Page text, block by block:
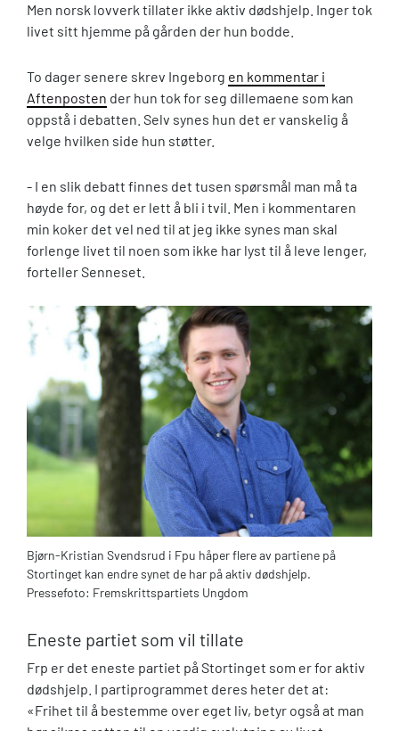
Men norsk lovverk tillater ikke aktiv dødshjelp. Inger tok
livet sitt hjemme på gården der hun bodde.
To dager senere skrev Ingeborg en kommentar i
Aftenposten der hun tok for seg dillemaene som kan
oppstå i debatten. Selv synes hun det er vanskelig å
velge hvilken side hun støtter.
- I en slik debatt finnes det tusen spørsmål man må ta
høyde for, og det er lett å bli i tvil. Men i kommentaren
min koker det vel ned til at jeg ikke synes man skal
forlenge livet til noen som ikke har lyst til å leve lenger,
forteller Senneset.
Bjørn-Kristian Svendsrud i Fpu håper flere av partiene på
Stortinget kan endre synet de har på aktiv dødshjelp.
Pressefoto: Fremskrittspartiets Ungdom
Eneste partiet som vil tillate
Frp er det eneste partiet på Stortinget som er for aktiv
dødshjelp. I partiprogrammet deres heter det at:
«Frihet til å bestemme over eget liv, betyr også at man